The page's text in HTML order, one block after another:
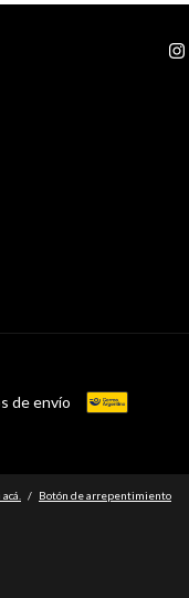
de envío
/ Botón de arrepentimiento